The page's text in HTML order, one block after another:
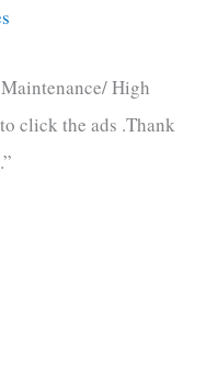
High
click the ads .Thank